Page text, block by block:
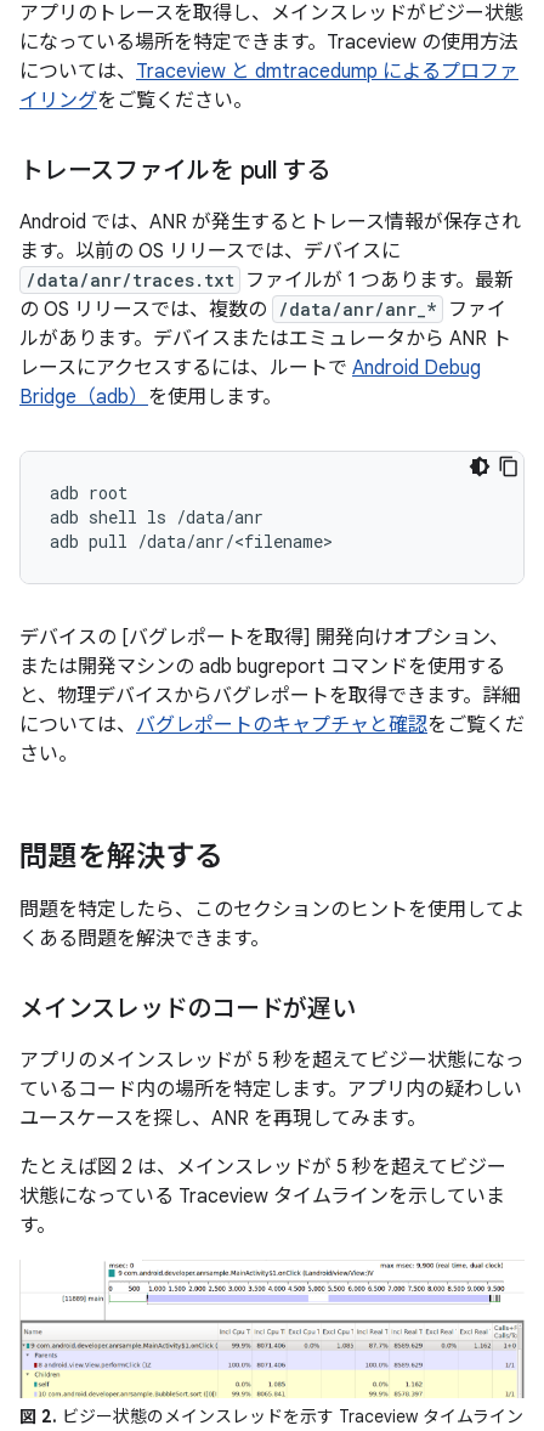
アプリのトレースを取得し、メインスレッドがビジー状態
になっている場所を特定できます。Traceview の使用方法
については、 Traceview と dmtracedump によるプロファ
イリングをご覧ください。
トレースファイルを pull する
Android では、ANR が発生するとトレース情報が保存され
ます。以前の OS リリースでは、デバイスに
/data/anr/traces.txt ファイルが 1 つあります。最新
の OS リリースでは、複数の
/data/anr/anr_*
ファイ
ルがあります。デバイスまたはエミュレータから ANR ト
レースにアクセスするには、ルートで Android Debug
Bridge（adb） を使用します。
adb root
adb shell ls /data/anr
デバイスの [バグレポートを取得] 開発向けオプション、
または開発マシンの adb bugreport コマンドを使用する
と、物理デバイスからバグレポートを取得できます。詳細
については、 バグレポートのキャプチャと確認をご覧くだ
さい。
問題を解決する
問題を特定したら、このセクションのヒントを使用してよ
くある問題を解決できます。
メインスレッドのコードが遅い
アプリのメインスレッドが 5 秒を超えてビジー状態になっ
ているコード内の場所を特定します。アプリ内の疑わしい
ユースケースを探し、ANR を再現してみます。
たとえば図 2 は、メインスレッドが 5 秒を超えてビジー
状態になっている Traceview タイムラインを示していま
す。
図 2. ビジー状態のメインスレッドを示す Traceview タイムライン